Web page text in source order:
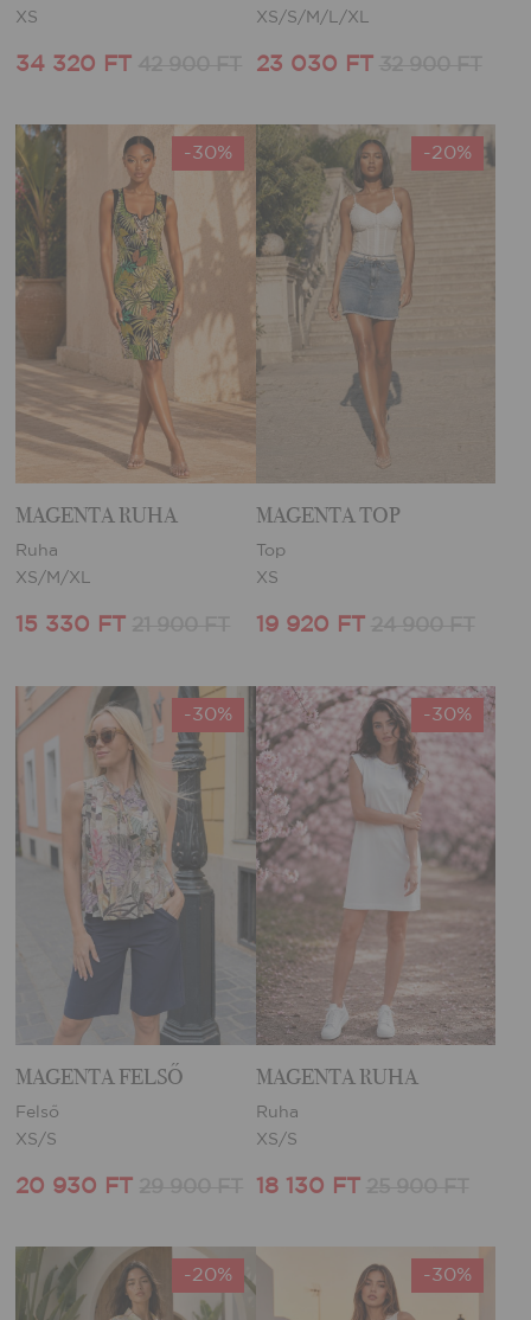
XS
34 320 FT
XS/S/M/L/XL
23 030 FT
-30%
MAGENTA RUHA
Ruha
XS/M/XL
15 330 FT
-20%
MAGENTA TOP
Top
XS
19 920 FT
-30%
MAGENTA FELSŐ
Felső
XS/S
20 930 FT
-30%
MAGENTA RUHA
Ruha
XS/S
18 130 FT
-20% -30%